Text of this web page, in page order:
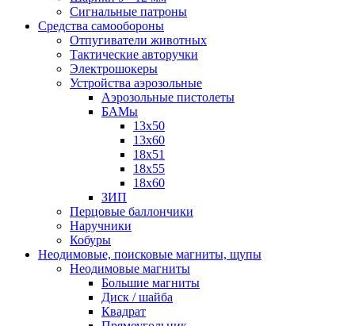
Сигнальные патроны
Средства самообороны
Отпугиватели животных
Тактические авторучки
Электрошокеры
Устройства аэрозольные
Аэрозольные пистолеты
БАМы
13х50
13х60
18х51
18х55
18х60
ЗИП
Перцовые баллончики
Наручники
Кобуры
Неодимовые, поисковые магниты, щупы
Неодимовые магниты
Большие магниты
Диск / шайба
Квадрат